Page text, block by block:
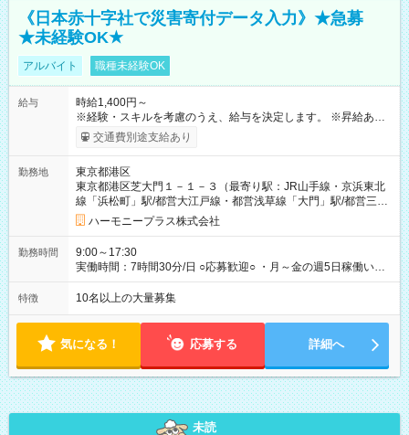
《日本赤十字社で災害寄付データ入力》★急募
★未経験OK★
アルバイト 職種未経験OK
給与
時給1,400円～
※経験・スキルを考慮のうえ、給与を決定します。 ※昇給あり
（勤務実績・評価による） ※残業が発生した場合は、時間外手
当を全額支給します。 ※交通費支給（月額上限50,000円／当社
間中も給与・待遇に変更はありません。 【試用期間】試用期間
あり 試用期間の長さ：1ヶ月 雇用形態、給与は本採用時と同じ
です。 試用期間中は、健康保険などの福利厚生の一部が制限さ
れる可能性があります。
交通費別途支給あり
勤務地
東京都港区
東京都港区芝大門１－１－３（最寄り駅：JR山手線・京浜東北
線「浜松町」駅/都営大江戸線・都営浅草線「⼤⾨」駅/都営三田
線「御成⾨」駅）
ハーモニープラス株式会社
勤務時間
9:00～17:30
実働時間：7時間30分/日 ○応募歓迎○ ・月～金の週5日稼働いた
だける方 ・実働時間：7.5時間（休憩1時間）
特徴 10名以上の大量募集
気になる！ 応募する 詳細へ
未読